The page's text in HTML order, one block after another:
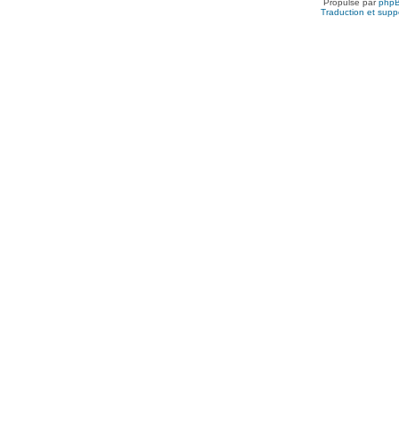
Propulsé par
Traduction et